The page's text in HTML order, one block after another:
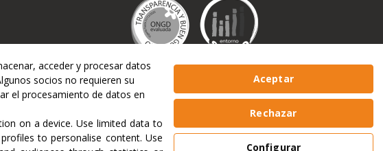
acceder y procesar datos
socios no requieren su
el procesamiento de datos en
on a device.Use limited data to
to personalise content. Use
Configurar
Rechazar
Aceptar